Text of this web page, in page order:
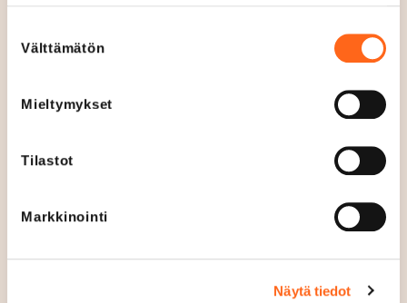
valinta
Välttämätön
Mieltymykset
Tilastot
Markkinointi
Näytä tiedot
t
u
www.gateau.fi
045 803 1270